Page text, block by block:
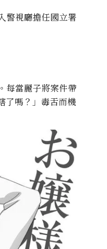
警視廳擔任國立署
每當麗子將案件帶
了嗎？」毒舌而機